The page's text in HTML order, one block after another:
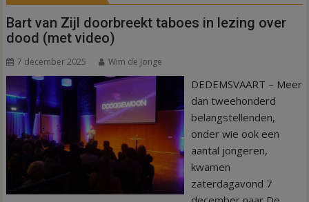
Bart van Zijl doorbreekt taboes in lezing over
dood (met video)
7 december 2025 Wim de Jonge
DEDEMSVAART – Meer
dan tweehonderd
belangstellenden,
onder wie ook een
aantal jongeren,
kwamen
zaterdagavond 7